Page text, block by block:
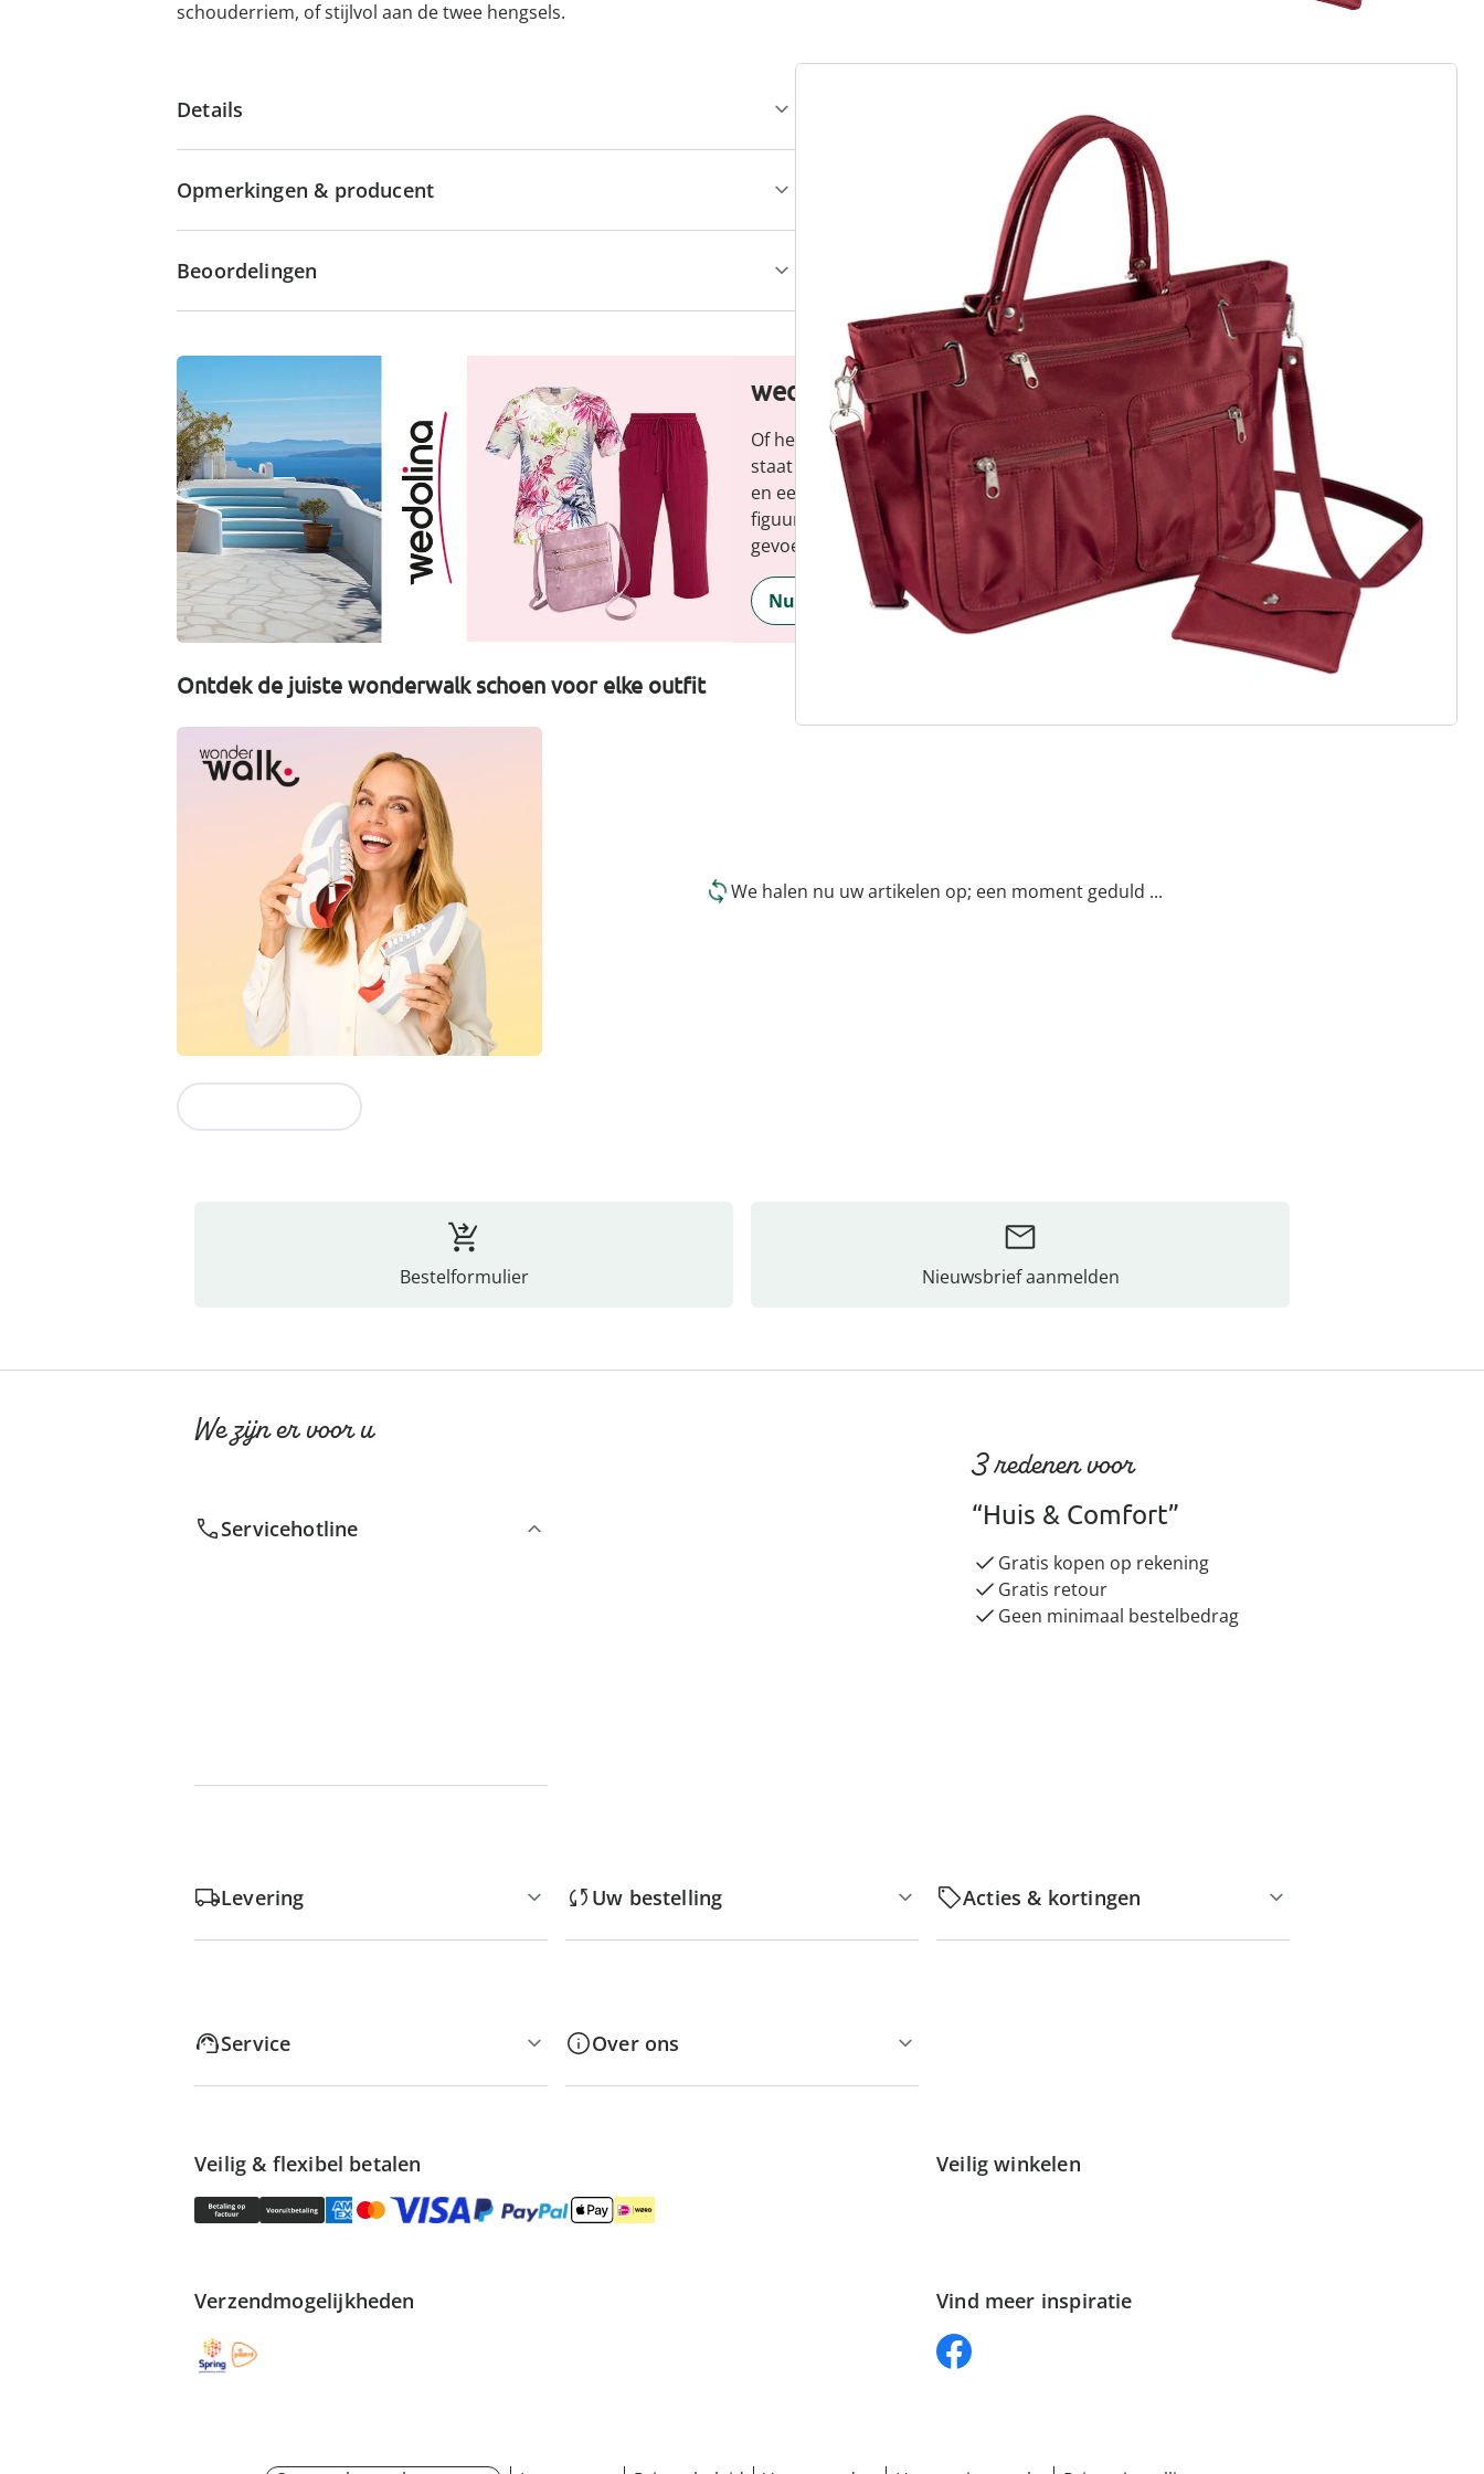
schouderriem, of stijlvol aan de twee hengsels.
Details
Opmerkingen & producent
Beoordelingen
wedolina - Ons nieuwe modemerk
Of het nu gaat om elegante basics of trendy highlights: wedolina
staat voor modieuze verscheidenheid, comfortabele pasvormen
en een faire prijs-kwaliteitverhouding. Elk stuk flatteert het
figuur en benadrukt je persoonlijkheid - voor een zelfverzekerd
gevoel, elke dag.
Nu ontdekken
Ontdek de juiste wonderwalk schoen voor elke outfit
We halen nu uw artikelen op; een moment geduld ...
Bestelformulier Nieuwsbrief aanmelden
We zijn er voor u
Servicehotline
3 redenen voor
“Huis & Comfort”
Gratis kopen op rekening
Gratis retour
Geen minimaal bestelbedrag
Levering Uw bestelling Acties & kortingen
Service Over ons
Veilig & flexibel betalen Veilig winkelen
Verzendmogelijkheden Vind meer inspiratie